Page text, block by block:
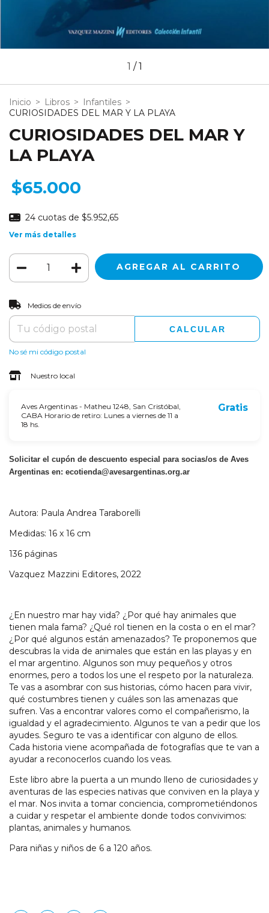
1 /1
Inicio > Libros > Infantiles >
CURIOSIDADES DEL MAR Y LA PLAYA
CURIOSIDADES DEL MAR Y
LA PLAYA
$65.000
24 cuotas de $5.952,65
Ver más detalles
Entregas para el CP:
Medios de envío
CALCULAR
No sé mi código postal
Nuestro local
Aves Argentinas - Matheu 1248, San Cristóbal,
CABA Horario de retiro: Lunes a viernes de 11 a
18 hs.
Gratis
Solicitar el cupón de descuento especial para socias/os de Aves
Argentinas en: ecotienda@avesargentinas.org.ar
Autora: Paula Andrea Taraborelli
Medidas: 16 x 16 cm
136 páginas
Vazquez Mazzini Editores, 2022
¿En nuestro mar hay vida? ¿Por qué hay animales que
tienen mala fama? ¿Qué rol tienen en la costa o en el mar?
¿Por qué algunos están amenazados? Te proponemos que
descubras la vida de animales que están en las playas y en
el mar argentino. Algunos son muy pequeños y otros
enormes, pero a todos los une el respeto por la naturaleza.
Te vas a asombrar con sus historias, cómo hacen para vivir,
qué costumbres tienen y cuáles son las amenazas que
sufren. Vas a encontrar valores como el compañerismo, la
igualdad y el agradecimiento. Algunos te van a pedir que los
ayudes. Seguro te vas a identificar con alguno de ellos.
Cada historia viene acompañada de fotografías que te van a
ayudar a reconocerlos cuando los veas.
Este libro abre la puerta a un mundo lleno de curiosidades y
aventuras de las especies nativas que conviven en la playa y
el mar. Nos invita a tomar conciencia, comprometiéndonos
a cuidar y respetar el ambiente donde todos convivimos:
plantas, animales y humanos.
Para niñas y niños de 6 a 120 años.